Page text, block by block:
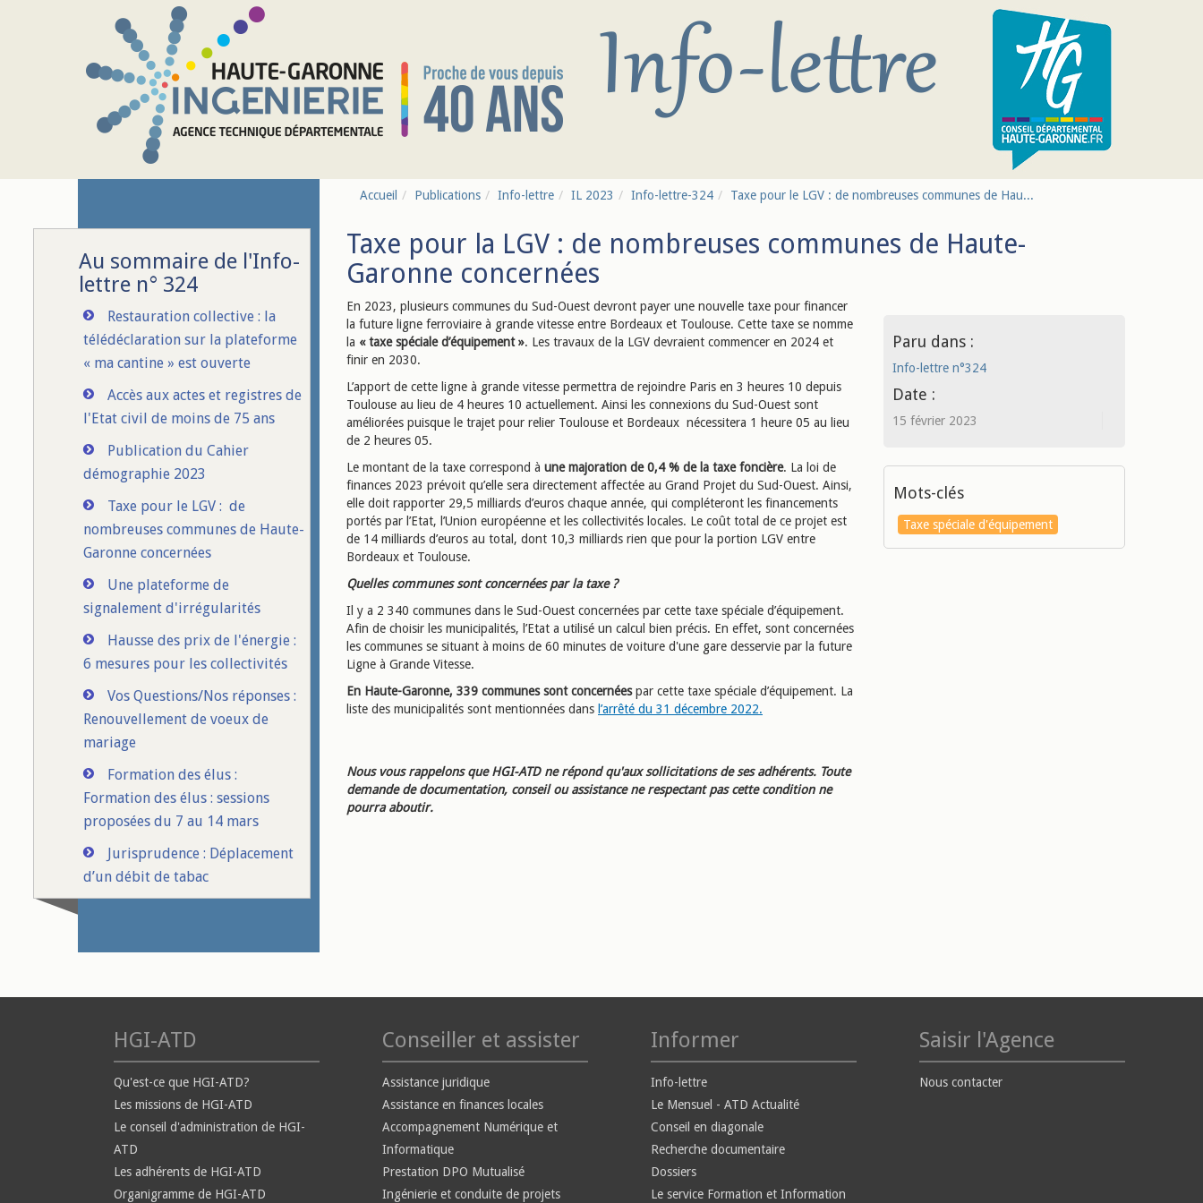
Au sommaire de l'Info-
lettre n° 324
Restauration collective : la
télédéclaration sur la plateforme
« ma cantine » est ouverte
Accès aux actes et registres de
l'Etat civil de moins de 75 ans
Publication du Cahier
démographie 2023
Taxe pour le LGV : de
nombreuses communes de Haute-
Garonne concernées
Une plateforme de
signalement d'irrégularités
Hausse des prix de l'énergie :
6 mesures pour les collectivités
Vos Questions/Nos réponses :
Renouvellement de voeux de
mariage
Formation des élus :
Formation des élus : sessions
proposées du 7 au 14 mars
Jurisprudence : Déplacement
d’un débit de tabac
Accueil Publications Info-lettre IL 2023 Info-lettre-324 Taxe pour le LGV : de nombreuses communes de Hau...
Taxe pour la LGV : de nombreuses communes de Haute-
Garonne concernées
En 2023, plusieurs communes du Sud-Ouest devront payer une nouvelle taxe pour financer
la future ligne ferroviaire à grande vitesse entre Bordeaux et Toulouse. Cette taxe se nomme
la « taxe spéciale d’équipement ». Les travaux de la LGV devraient commencer en 2024 et
finir en 2030.
L’apport de cette ligne à grande vitesse permettra de rejoindre Paris en 3 heures 10 depuis
Toulouse au lieu de 4 heures 10 actuellement. Ainsi les connexions du Sud-Ouest sont
améliorées puisque le trajet pour relier Toulouse et Bordeaux nécessitera 1 heure 05 au lieu
de 2 heures 05.
Le montant de la taxe correspond à une majoration de 0,4 % de la taxe foncière. La loi de
finances 2023 prévoit qu’elle sera directement affectée au Grand Projet du Sud-Ouest. Ainsi,
elle doit rapporter 29,5 milliards d’euros chaque année, qui compléteront les financements
portés par l’Etat, l’Union européenne et les collectivités locales. Le coût total de ce projet est
de 14 milliards d’euros au total, dont 10,3 milliards rien que pour la portion LGV entre
Bordeaux et Toulouse.
Quelles communes sont concernées par la taxe ?
Il y a 2 340 communes dans le Sud-Ouest concernées par cette taxe spéciale d’équipement.
Afin de choisir les municipalités, l’Etat a utilisé un calcul bien précis. En effet, sont concernées
les communes se situant à moins de 60 minutes de voiture d'une gare desservie par la future
Ligne à Grande Vitesse.
En Haute-Garonne, 339 communes sont concernéespar cette taxe spéciale d’équipement. La
liste des municipalités sont mentionnées dans l’arrêté du 31 décembre 2022.
Nous vous rappelons que HGI-ATD ne répond qu'aux sollicitations de ses adhérents. Toute
demande de documentation, conseil ou assistance ne respectant pas cette condition ne
pourra aboutir.
Paru dans :
Info-lettre n°324
Date :
15 février 2023
Mots-clés
Taxe spéciale d'équipement
HGI-ATD
Qu'est-ce que HGI-ATD?
Les missions de HGI-ATD
Le conseil d'administration de HGI-
ATD
Les adhérents de HGI-ATD
Organigramme de HGI-ATD
Conseiller et assister
Assistance juridique
Assistance en finances locales
Accompagnement Numérique et
Informatique
Prestation DPO Mutualisé
Ingénierie et conduite de projets
Informer
Info-lettre
Le Mensuel - ATD Actualité
Conseil en diagonale
Recherche documentaire
Dossiers
Le service Formation et Information
Saisir l'Agence
Nous contacter